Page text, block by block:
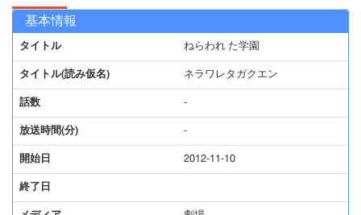
基本情報
タイトル ねらわれ た学園
タイトル(読み仮名) ネラワレタガクエン
話数 -
放送時間(分) -
開始日 2012-11-10
終了日